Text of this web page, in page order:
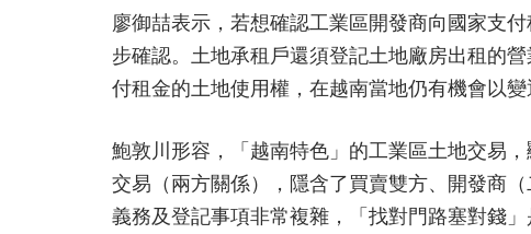
廖御喆表示，若想確認工業區開發商向國家支
步確認。土地承租戶還須登記土地廠房出租的
付租金的土地使用權，在越南當地仍有機會以變
鮑敦川形容，「越南特色」的工業區土地交易
交易（兩方關係），隱含了買賣雙方、開發商
義務及登記事項非常複雜，「找對門路塞對錢